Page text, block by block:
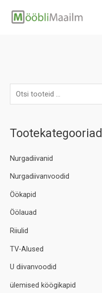
Tootekategooriad
Nurgadiivanid
Nurgadiivanvoodid
Öökapid
Öölauad
Riiulid
TV-Alused
U diivanvoodid
ülemised köögikapid